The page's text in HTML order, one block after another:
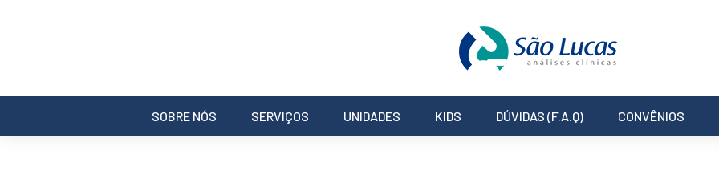
SOBRE NÓS SERVIÇOS UNIDADES KIDS DÚVIDAS (F.A.Q) CONVÊNIOS